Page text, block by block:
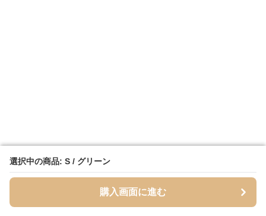
選択中の商品: S / グリーン
購入画面に進む
選択中の商品: S / グリーン
購入画面に進む